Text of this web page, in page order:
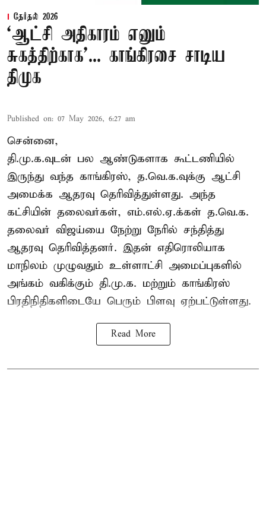
தேர்தல் 2026
‘ஆட்சி அதிகாரம் எனும்
சுகத்திற்காக’... காங்கிரசை சாடிய
திமுக
Published on: 07 May 2026, 6:27 am
சென்னை,
தி.மு.க.வுடன் பல ஆண்டுகளாக கூட்டணியில்
இருந்து வந்த காங்கிரஸ், த.வெ.க.வுக்கு ஆட்சி
அமைக்க ஆதரவு தெரிவித்துள்ளது. அந்த
கட்சியின் தலைவர்கள், எம்.எல்.ஏ.க்கள் த.வெ.க.
தலைவர் விஜய்யை நேற்று நேரில் சந்தித்து
ஆதரவு தெரிவித்தனர். இதன் எதிரொலியாக
மாநிலம் முழுவதும் உள்ளாட்சி அமைப்புகளில்
அங்கம் வகிக்கும் தி.மு.க. மற்றும் காங்கிரஸ்
பிரதிநிதிகளிடையே பெரும் பிளவு ஏற்பட்டுள்ளது.
Read More